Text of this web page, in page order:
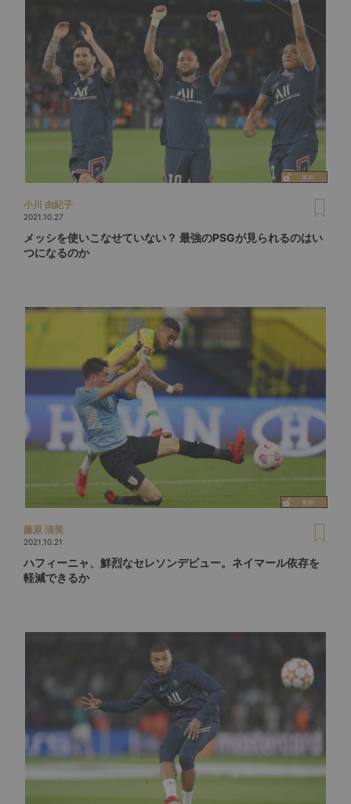
小川 由紀子
2021.10.27
メッシを使いこなせていない？ 最強のPSGが見られるのはい
つになるのか
藤原 清美
2021.10.21
ハフィーニャ、鮮烈なセレソンデビュー。ネイマール依存を
軽減できるか